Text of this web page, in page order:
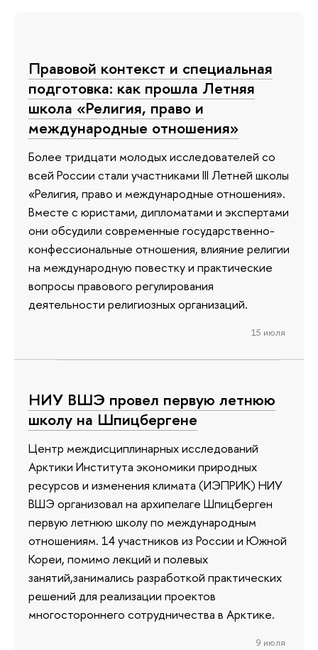
Правовой контекст и специальная
подготовка: как прошла Летняя
школа «Религия, право и
международные отношения»
Более тридцати молодых исследователей со
всей России стали участниками III Летней школы
«Религия, право и международные отношения».
Вместе с юристами, дипломатами и экспертами
они обсудили современные государственно-
конфессиональные отношения, влияние религии
на международную повестку и практические
вопросы правового регулирования
деятельности религиозных организаций.
15 июля
НИУ ВШЭ провел первую летнюю
школу на Шпицбергене
Центр междисциплинарных исследований
Арктики Института экономики природных
ресурсов и изменения климата (ИЭПРИК) НИУ
ВШЭ организовал на архипелаге Шпицберген
первую летнюю школу по международным
отношениям. 14 участников из России и Южной
Кореи, помимо лекций и полевых
занятий,занимались разработкой практических
решений для реализации проектов
многостороннего сотрудничества в Арктике.
9 июля